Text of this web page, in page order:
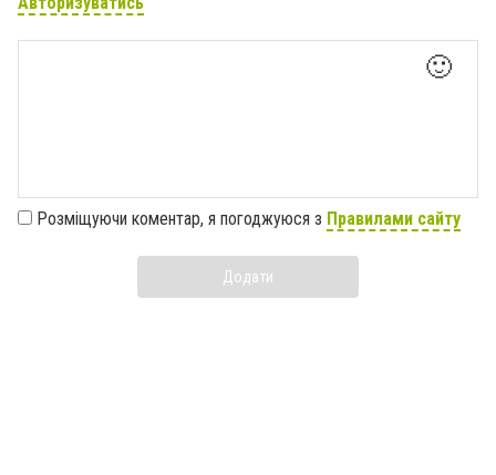
🙂
Розміщуючи коментар, я погоджуюся з Правилами сайту
Додати